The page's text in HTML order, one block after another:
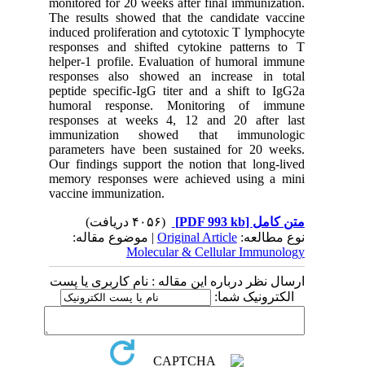
monitored for 20 weeks after final immunization.
The results showed that the candidate vaccine
induced proliferation and cytotoxic T lymphocyte
responses and shifted cytokine patterns to T
helper-1 profile. Evaluation of humoral immune
responses also showed an increase in total
peptide specific-IgG titer and a shift to IgG2a
humoral response. Monitoring of immune
responses at weeks 4, 12 and 20 after last
immunization showed that immunologic
parameters have been sustained for 20 weeks.
Our findings support the notion that long-lived
memory responses were achieved using a mini
vaccine immunization.
متن کامل[PDF 993 kb]
نوع مطالعه:Original Article| موضوع مقاله:
Molecular & Cellular Immunology
ارسال نظر درباره این مقاله : نام کاربری یا پست
الکترونیک شما: